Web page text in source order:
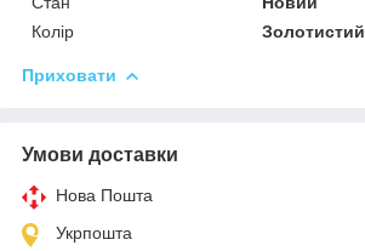
Колір
Золотистий
Приховати
Умови доставки
Нова Пошта
Укрпошта